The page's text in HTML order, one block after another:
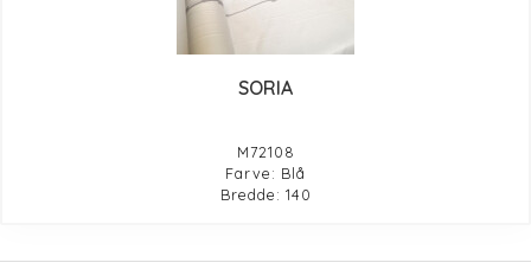
SORIA
M72108
Farve: Blå
Bredde: 140